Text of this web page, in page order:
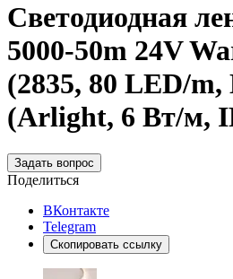
Светодиодная
5000-50m 24V
(2835, 80 LED/
(Arlight, 6 Вт/м,
Задать вопрос
Поделиться
ВКонтакте
Telegram
Скопировать ссылку